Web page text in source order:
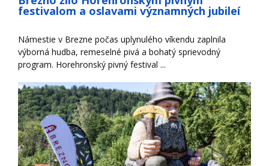
festivalom a oslavami významných jubileí
Námestie v Brezne počas uplynulého víkendu zaplnila
výborná hudba, remeselné pivá a bohatý sprievodný
program. Horehronský pivný festival ...